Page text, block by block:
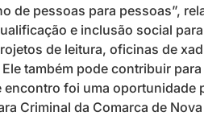
de pessoas para pessoas”,
e inclusão social
de leitura, oficinas de
também pode contribuir
foi uma oportunidade
Criminal da Comarca de